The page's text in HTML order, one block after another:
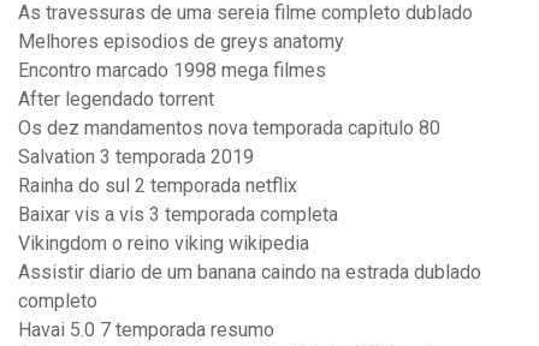
As travessuras de uma sereia filme completo dublado
Melhores episodios de greys anatomy
Encontro marcado 1998 mega filmes
After legendado torrent
Os dez mandamentos nova temporada capitulo 80
Salvation 3 temporada 2019
Rainha do sul 2 temporada netflix
Baixar vis a vis 3 temporada completa
Vikingdom o reino viking wikipedia
Assistir diario de um banana caindo na estrada dublado
completo
Havai 5.0 7 temporada resumo